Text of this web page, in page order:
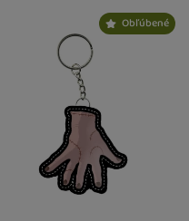
Kdy zboží dostanete?
Osobný odber vo výdajnom mieste
U Vás doma18. 8.
Obľúbené